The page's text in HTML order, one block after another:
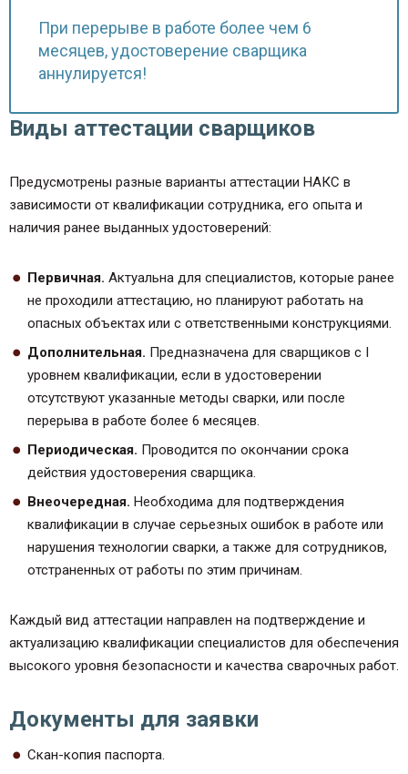
При перерыве в работе более чем 6
месяцев, удостоверение сварщика
аннулируется!
Виды аттестации сварщиков
Предусмотрены разные варианты аттестации НАКС в
зависимости от квалификации сотрудника, его опыта и
наличия ранее выданных удостоверений:
Первичная. Актуальна для специалистов, которые ранее
не проходили аттестацию, но планируют работать на
опасных объектах или с ответственными конструкциями.
Дополнительная. Предназначена для сварщиков с I
уровнем квалификации, если в удостоверении
отсутствуют указанные методы сварки, или после
перерыва в работе более 6 месяцев.
Периодическая. Проводится по окончании срока
действия удостоверения сварщика.
Внеочередная. Необходима для подтверждения
квалификации в случае серьезных ошибок в работе или
нарушения технологии сварки, а также для сотрудников,
отстраненных от работы по этим причинам.
Каждый вид аттестации направлен на подтверждение и
актуализацию квалификации специалистов для обеспечения
высокого уровня безопасности и качества сварочных работ.
Документы для заявки
Скан-копия паспорта.